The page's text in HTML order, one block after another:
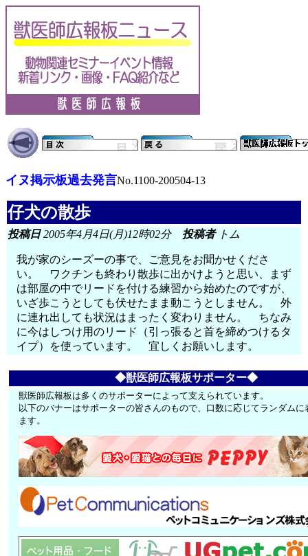
イヌ掲示板過去発言No.1100-200504-13
仔犬の散歩
投稿日2005年4月4日(月)12時02分 投稿者トム
我が家のシーズーの事で、ご意見をお聞かせくださ
い。 ワクチンも終わり散歩に出かけようと思い、まず
は部屋の中でリードを付ける練習から始めたのですが、
いざ歩こうとしても伏せたまま動こうとしません。 外
に連れ出しても状況はまったく変わりません。 ちなみ
に今はしつけ用のリード（引っ張ると首を締めつけるタ
イプ）を使っています。 宜しくお願いします。
◆獣医師広報板サポーター◆
獣医師広報板は多くのサポーターによって支えられています。
以下のバナーはサポーターの皆さんのもので、口数に応じてランダムに
ます。